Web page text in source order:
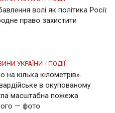
волі як політика Росії:
право захистити
УКРАЇНИ / ПОДІЇ
на кілька кілометрів».
в окупованому
масштабна пожежа
— фото